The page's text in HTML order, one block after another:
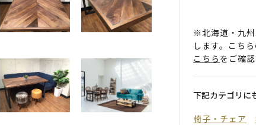
※北海道・九
します。こち
こちら をご確認
下記カテゴリに
椅子・チェア